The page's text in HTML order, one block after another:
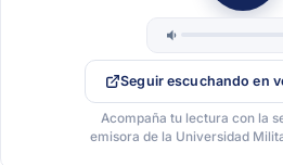
Seguir escuchando en
Acompaña tu lectura con la
emisora de la Universidad